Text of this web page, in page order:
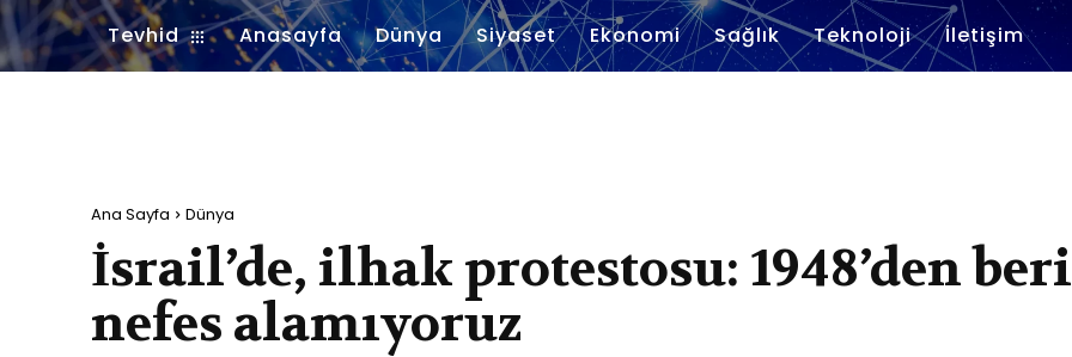
Tevhid Anasayfa Dünya Siyaset Ekonomi Sağlık Teknoloji İletişim
Ana Sayfa Dünya
İsrail’de, ilhak protestosu: 1948’den beri
nefes alamıyoruz